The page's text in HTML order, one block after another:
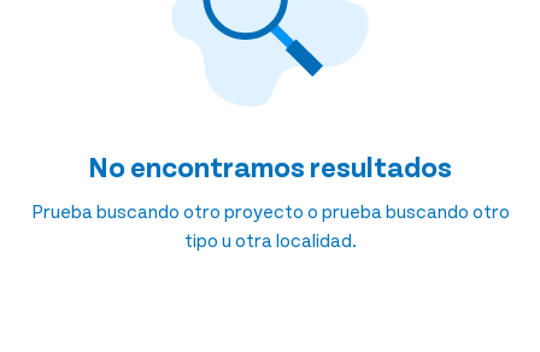
No encontramos resultados
Prueba buscando otro proyecto o prueba buscando otro
tipo u otra localidad.